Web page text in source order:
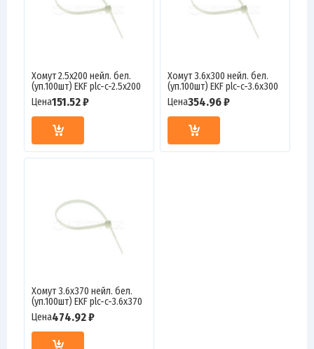
Хомут 2.5х200 нейл. бел.
(уп.100шт) EKF plc-c-2.5x200
Цена151.52 ₽
Хомут 3.6х300 нейл. бел.
(уп.100шт) EKF plc-c-3.6x300
Цена354.96 ₽
Хомут 3.6х370 нейл. бел.
(уп.100шт) EKF plc-c-3.6x370
Цена474.92 ₽